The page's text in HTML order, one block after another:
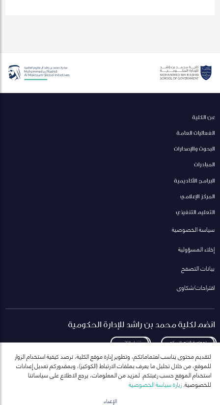
عن الكلية
الفعاليات العامة
البحوث والإصدارات
المبادرات
البرامج الأكاديمية
المركز الإعلامي
التعليم التنفيذي
سياسة الخصوصية
إخلاء المسؤولية
بيانات التصفح
اقتراحات/شكاوى
انضم لكلية محمد بن راشد للإدارة الحكومية
لمعاودة الاتصال بكم تنزيل الكتيب
انضم إلى قائمة مراسلاتنا
لتقديم محتوى يناسب اهتماماتكم، وتطوير إدارة موقع الكلية، نرصد كيفية استخدام الزوار
للموقع، من خلال تحليل ما يعرف بملفات الارتباط (الكوكيز)، وبمقدوركم تعديل إعدادات
استخدام الموقع حسب رغبتكم. لمزيد من المعلومات، يرجع الاطلاع على سياساتنا
للخصوصية.زيارة سياسة الخصوصية
الإعداد